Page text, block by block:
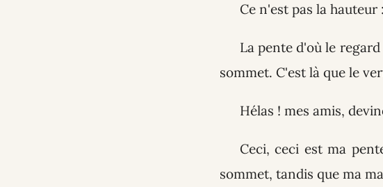
Ce n'est pas la
La pente d'où le
sommet. C'est là que le
Hélas ! mes amis,
Ceci, ceci est ma
sommet, tandis que ma